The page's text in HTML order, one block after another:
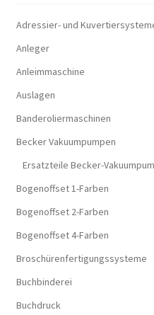
Adressier- und
Anleger
Anleimmaschine
Auslagen
Banderoliermaschinen
Becker Vakuumpumpen
Ersatzteile Becker-
Bogenoffset 1-Farben
Bogenoffset 2-Farben
Bogenoffset 4-Farben
Broschürenfertigungssysteme
Buchbinderei
Buchdruck